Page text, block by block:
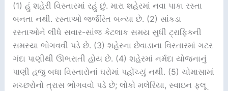
(1) હું શહેરી વિસ્તારમાં રહું છું. મારા શહેરમાં નવા પાકા રસ્તા
બનતા નથી. રસ્તાઓ જર્જરિત બન્યા છે. (2) સાંકડા
રસ્તાઓને લીધે સવાર-સાંજ કેટલાક સમય સુધી ટ્રાફિકની
સમસ્યા ભોગવવી પડે છે. (3) શહેરના છેવાડાના વિસ્તારમાં ગટર
ગંદા પાણીથી ઊભરાતી હોય છે. (4) શહેરમાં નર્મદા યોજનાનું
પાણી હજુ બધા વિસ્તારોનાં ઘરોમાં પહોંચ્યું નથી. (5) ચોમાસામાં
મચ્છરોનો ત્રાસ ભોગવવો પડે છે; લોકો મલેરિયા, સ્વાઇન ફ્લૂ